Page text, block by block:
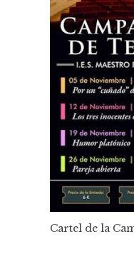
Cartel de la